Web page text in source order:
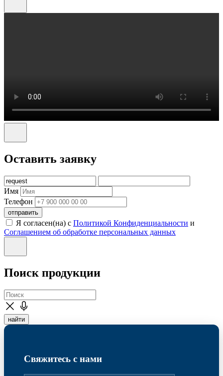
Оставить заявку
Имя
Телефон
отправить
Я согласен(на) с Политикой Конфиденциальности и
Соглашением об обработке персональных данных
Поиск продукции
найти
Свяжитесь с нами